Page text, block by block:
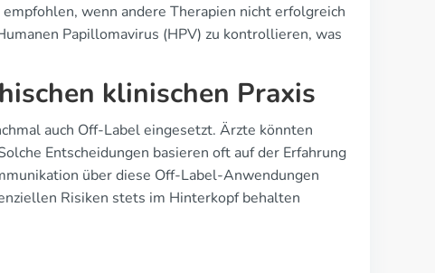
wenn andere Therapien nicht erfolgreich
Papillomavirus (HPV) zu kontrollieren, was
klinischen Praxis
auch Off-Label eingesetzt. Ärzte könnten
Entscheidungen basieren oft auf der Erfahrung
über diese Off-Label-Anwendungen
Risiken stets im Hinterkopf behalten